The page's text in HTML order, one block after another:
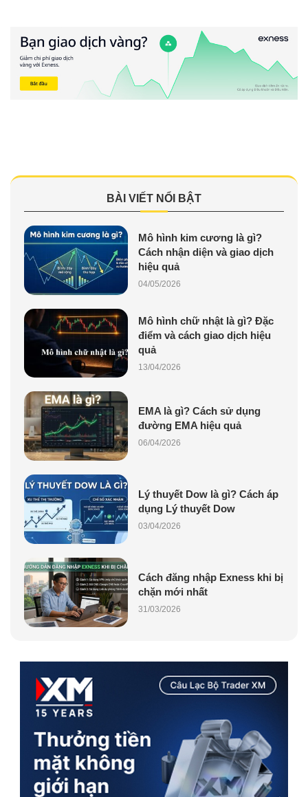
BÀI VIẾT NỔI BẬT
Mô hình kim cương là gì?
Cách nhận diện và giao dịch
hiệu quả
04/05/2026
Mô hình chữ nhật là gì? Đặc
điểm và cách giao dịch hiệu
quả
13/04/2026
EMA là gì? Cách sử dụng
đường EMA hiệu quả
06/04/2026
Lý thuyết Dow là gì? Cách áp
dụng Lý thuyết Dow
03/04/2026
Cách đăng nhập Exness khi bị
chặn mới nhất
31/03/2026